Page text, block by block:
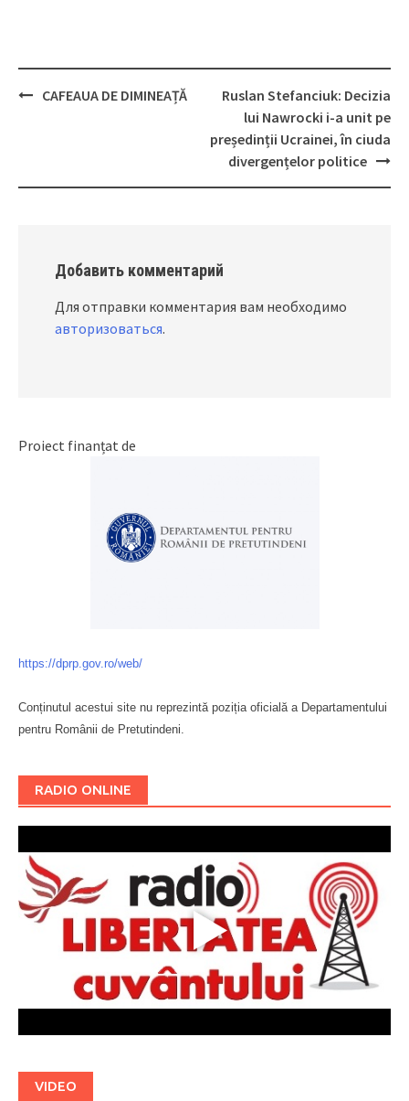
CAFEAUA DE DIMINEAȚĂ
Ruslan Stefanciuk: Decizia
lui Nawrocki i-a unit pe
președinții Ucrainei, în ciuda
divergențelor politice
Добавить комментарий
Для отправки комментария вам необходимо
авторизоваться.
Proiect finanțat de
https://dprp.gov.ro/web/
Conținutul acestui site nu reprezintă poziția oficială a Departamentului
pentru Românii de Pretutindeni.
RADIO ONLINE
VIDEO